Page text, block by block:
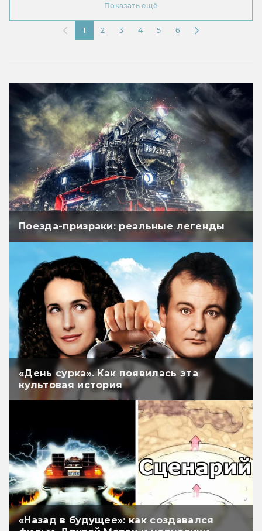
Показать ещё
1 2 3 4 5 6
Поезда-призраки: реальные легенды
«День сурка». Как появилась эта
культовая история
«Назад в будущее»: как создавался